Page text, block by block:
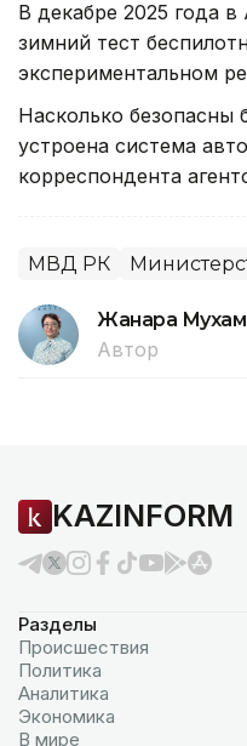
В декабре 2025 года в
зимний тест
экспериментальном
Насколько безопасны
устроена система
корреспондента
МВД РК
Жанара
Автор
KAZINFORM
Разделы
Происшествия
Политика
Аналитика
Экономика
В мире